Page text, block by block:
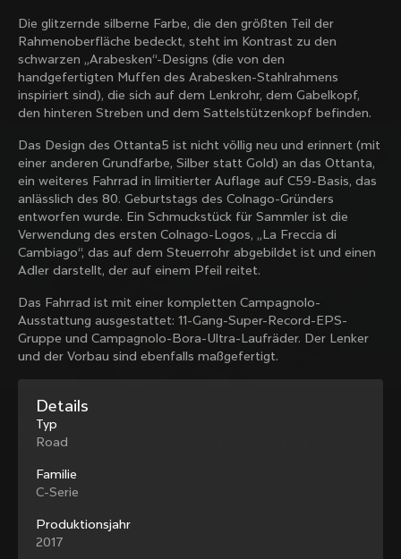
Über uns
Ein Geschäft finden
Colnago gebraucht und aus zweiter Hand
Arbeiten Sie mit uns
Support
Kontakt
Grössentabelle
Registrierung von Fahrrädern
Service und Garantie
Versand und Rücksendungen
B2B Client Portal
Soziale Medien
Instagram
Twitter
LinkedIn
Entdecke die neuesten Nachrichten aus der
Colnago Familie mit unserem wöchentlichen
Newsletter
Allgemeine Geschäftsbedingungen
Cookie-Richtlinie
Whistleblowing
Deutschland
Land ändern?
Details
Typ
Road
Familie
C-Serie
Produktionsjahr
2017
Die glitzernde silberne Farbe, die den größten Teil der
Rahmenoberfläche bedeckt, steht im Kontrast zu den
schwarzen „Arabesken“-Designs (die von den
handgefertigten Muffen des Arabesken-Stahlrahmens
inspiriert sind), die sich auf dem Lenkrohr, dem Gabelkopf,
den hinteren Streben und dem Sattelstützenkopf befinden.
Das Design des Ottanta5 ist nicht völlig neu und erinnert (mit
einer anderen Grundfarbe, Silber statt Gold) an das Ottanta,
ein weiteres Fahrrad in limitierter Auflage auf C59-Basis, das
anlässlich des 80. Geburtstags des Colnago-Gründers
entworfen wurde. Ein Schmuckstück für Sammler ist die
Verwendung des ersten Colnago-Logos, „La Freccia di
Cambiago“, das auf dem Steuerrohr abgebildet ist und einen
Adler darstellt, der auf einem Pfeil reitet.
Das Fahrrad ist mit einer kompletten Campagnolo-
Ausstattung ausgestattet: 11-Gang-Super-Record-EPS-
Gruppe und Campagnolo-Bora-Ultra-Laufräder. Der Lenker
und der Vorbau sind ebenfalls maßgefertigt.
Entdecke die neuesten Nachrichten von Colnago
mit unserem wöchentlichen Newsletter